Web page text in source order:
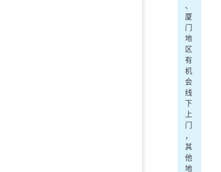
、
厦
门
地
区
有
机
会
线
下
上
门
，
其
他
地